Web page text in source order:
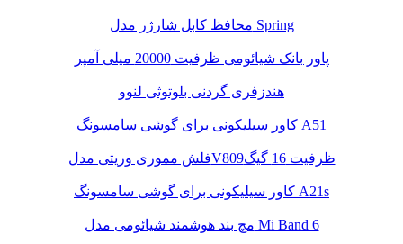
محافظ کابل شارژر مدل Spring
پاور بانک شیائومی ظرفیت 20000 میلی آمپر
هندزفری گردنی بلوتوثی لنوو
کاور سیلیکونی برای گوشی سامسونگ A51
فلش مموری وریتی مدلV809ظرفیت 16 گیگ
کاور سیلیکونی برای گوشی سامسونگ A21s
مچ بند هوشمند شیائومی مدل Mi Band 6